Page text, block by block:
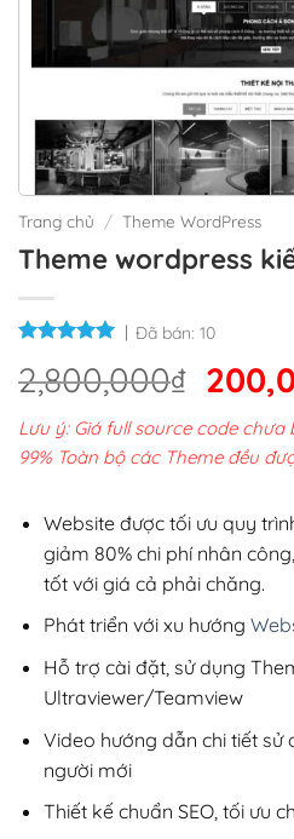
Trang chủ / Theme WordPress
Theme wordpress
Đã bán: 10
2,800,000₫ Giá
gốc
là:
Lưu ý: Giá full source code chưa
99% Toàn bộ các Theme đều
Website được tối ưu quy
giảm 80% chi phí nhân
tốt với giá cả phải chăng.
Phát triển với xu hướng
Hỗ trợ cài đặt, sử dụng
Ultraviewer/Teamview
Video hướng dẫn chi tiết sử
người mới
Thiết kế chuẩn SEO, tối ưu